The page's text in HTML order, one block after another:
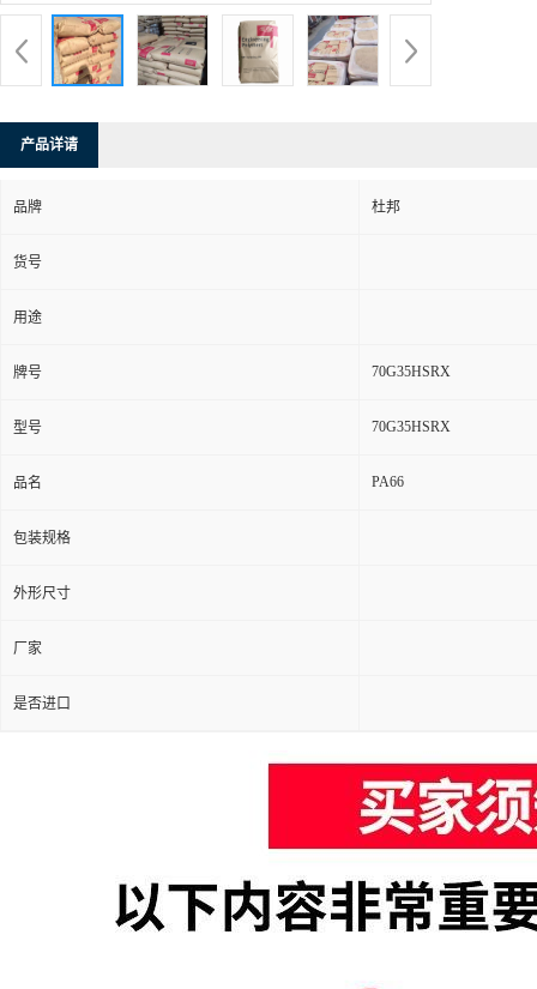
产品详请
品牌 杜邦
货号
用途
牌号 70G35HSRX
型号 70G35HSRX
品名 PA66
包装规格
外形尺寸
厂家
是否进口